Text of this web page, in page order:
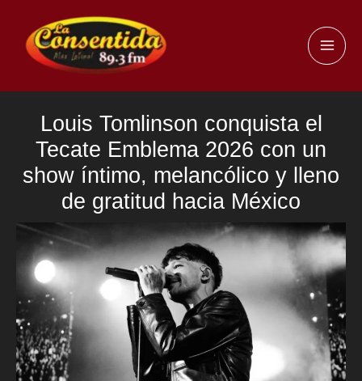
contenido
Louis Tomlinson conquista el
Tecate Emblema 2026 con un
show íntimo, melancólico y lleno
de gratitud hacia México